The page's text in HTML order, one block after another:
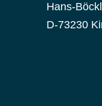
Hans-
D-73230